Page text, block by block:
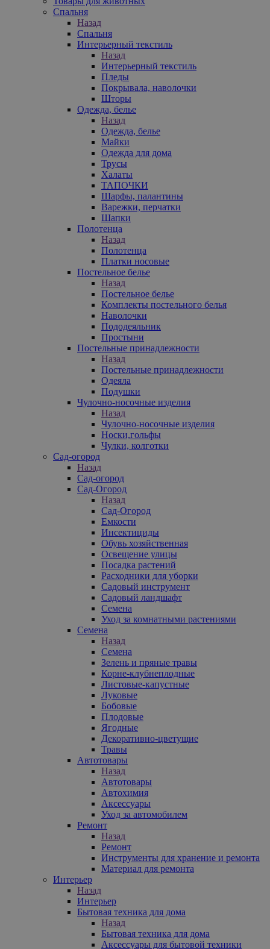
Спальня
Назад
Спальня
Интерьерный текстиль
Назад
Интерьерный текстиль
Пледы
Покрывала, наволочки
Шторы
Одежда, белье
Назад
Одежда, белье
Майки
Одежда для дома
Трусы
Халаты
ТАПОЧКИ
Шарфы, палантины
Варежки, перчатки
Шапки
Полотенца
Назад
Полотенца
Платки носовые
Постельное белье
Назад
Постельное белье
Комплекты постельного белья
Наволочки
Пододеяльник
Простыни
Постельные принадлежности
Назад
Постельные принадлежности
Одеяла
Подушки
Чулочно-носочные изделия
Назад
Чулочно-носочные изделия
Носки,гольфы
Чулки, колготки
Сад-огород
Назад
Сад-огород
Сад-Огород
Назад
Сад-Огород
Емкости
Инсектициды
Обувь хозяйственная
Освещение улицы
Посадка растений
Расходники для уборки
Садовый инструмент
Садовый ландшафт
Семена
Уход за комнатными растениями
Семена
Назад
Семена
Зелень и пряные травы
Корне-клубнеплодные
Листовые-капустные
Луковые
Бобовые
Плодовые
Ягодные
Декоративно-цветущие
Травы
Автотовары
Назад
Автотовары
Автохимия
Аксессуары
Уход за автомобилем
Ремонт
Назад
Ремонт
Инструменты для хранение и ремонта
Материал для ремонта
Интерьер
Назад
Интерьер
Бытовая техника для дома
Назад
Бытовая техника для дома
Аксессуары для бытовой техники